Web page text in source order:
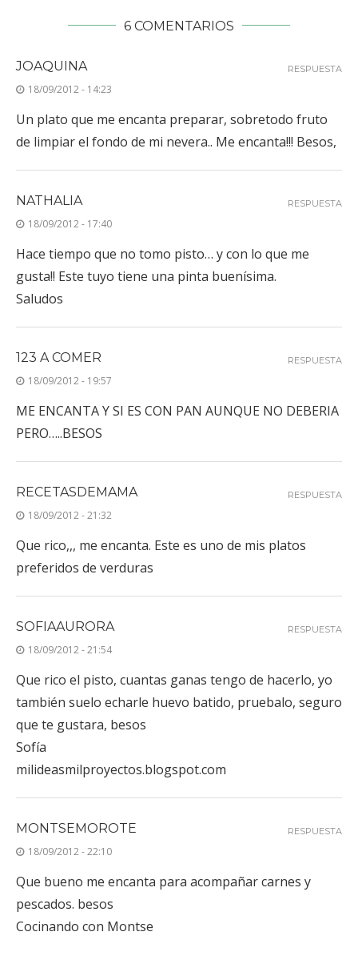
6 COMENTARIOS
JOAQUINA
18/09/2012 - 14:23
Un plato que me encanta preparar, sobretodo fruto
de limpiar el fondo de mi nevera.. Me encanta!!! Besos,
RESPUESTA
NATHALIA
18/09/2012 - 17:40
Hace tiempo que no tomo pisto… y con lo que me
gusta!! Este tuyo tiene una pinta buenísima.
Saludos
RESPUESTA
123 A COMER
18/09/2012 - 19:57
ME ENCANTA Y SI ES CON PAN AUNQUE NO DEBERIA
PERO…..BESOS
RESPUESTA
RECETASDEMAMA
18/09/2012 - 21:32
Que rico,,, me encanta. Este es uno de mis platos
preferidos de verduras
RESPUESTA
SOFIAAURORA
18/09/2012 - 21:54
Que rico el pisto, cuantas ganas tengo de hacerlo, yo
también suelo echarle huevo batido, pruebalo, seguro
que te gustara, besos
Sofía
milideasmilproyectos.blogspot.com
RESPUESTA
MONTSEMOROTE
18/09/2012 - 22:10
Que bueno me encanta para acompañar carnes y
pescados. besos
Cocinando con Montse
RESPUESTA